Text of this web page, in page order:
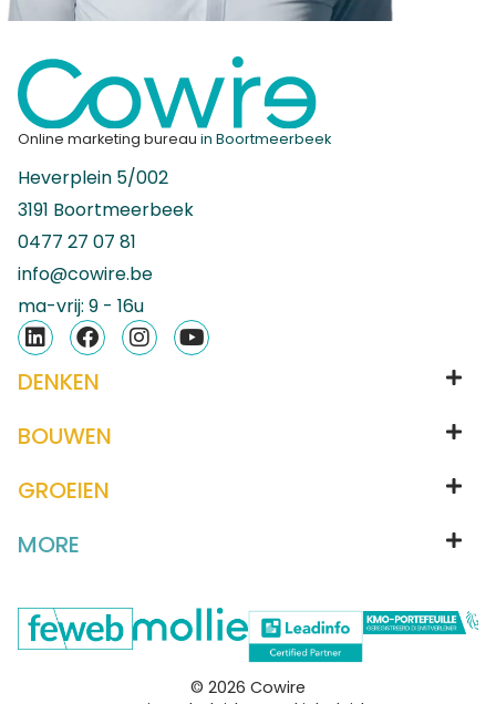
Online marketing bureau in Boortmeerbeek
Heverplein 5/002
3191 Boortmeerbeek
0477 27 07 81
info@cowire.be
ma-vrij: 9 - 16u
DENKEN
BOUWEN
GROEIEN
MORE
© 2026 Cowire